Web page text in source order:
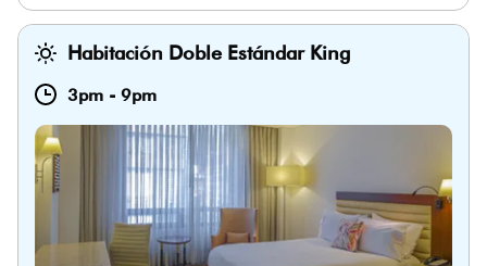
Habitación Doble Estándar King
3pm - 9pm